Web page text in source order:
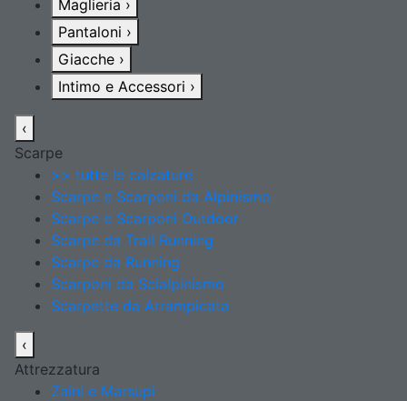
Maglieria ›
Pantaloni ›
Giacche ›
Intimo e Accessori ›
‹
Scarpe
>> tutte le calzature
Scarpe e Scarponi da Alpinismo
Scarpe e Scarponi Outdoor
Scarpe da Trail Running
Scarpe da Running
Scarponi da Scialpinismo
Scarpette da Arrampicata
‹
Attrezzatura
Zaini e Marsupi